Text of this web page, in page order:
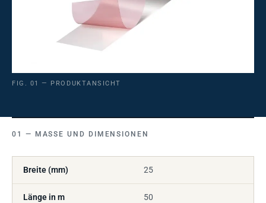
FIG. 01 — PRODUKTANSICHT
MASSE UND DIMENSIONEN
Breite (mm) 25
Länge in m 50